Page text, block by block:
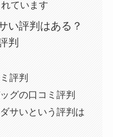
ています
い評判はある？
判
評判
グの口コミ評判
サいという評判は